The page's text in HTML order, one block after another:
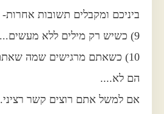
ביניכם ומקבלים תשובות
9) כשיש רק מילים ללא מעשים...
10) כשאתם מרגישים שמה
הם לא....
אם למשל אתם רוצים קשר